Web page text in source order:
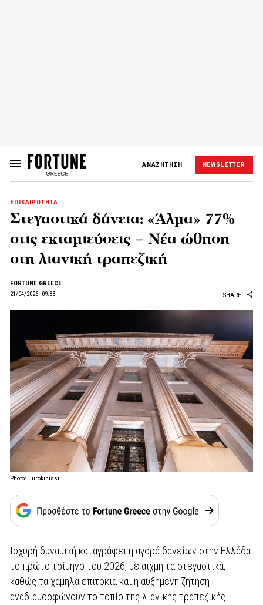
ΑΝΑΖΗΤΗΣΗ NEWSLETTER
ΕΠΙΚΑΙΡΟΤΗΤΑ
Στεγαστικά δάνεια: «Άλμα» 77%
στις εκταμιεύσεις – Νέα ώθηση
στη λιανική τραπεζική
FORTUNE GREECE
21/04/2026, 09:33
SHARE
Photo: Eurokinissi
Ισχυρή δυναμική καταγράφει η αγορά δανείων στην Ελλάδα
το πρώτο τρίμηνο του 2026, με αιχμή τα στεγαστικά,
καθώς τα χαμηλά επιτόκια και η αυξημένη ζήτηση
αναδιαμορφώνουν το τοπίο της λιανικής τραπεζικής.